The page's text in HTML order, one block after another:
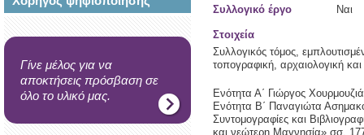
Γίνε μέλος για να
αποκτήσεις πρόσβαση σε
όλο το υλικό μας.
Συλλογικό έργο Ναι
Στοιχεία
Συλλογικός τόμος,
τοπογραφική, αρχαιολογική
Ενότητα Α΄ Γιώργος
Ενότητα Β΄ Παναγιώτα
Συντομογραφίες και
και νεώτερη Μαγνησία» σσ.